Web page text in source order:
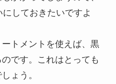
しておきたいですよ
トメントを使えば、黒
です。これはとっても
ょう。